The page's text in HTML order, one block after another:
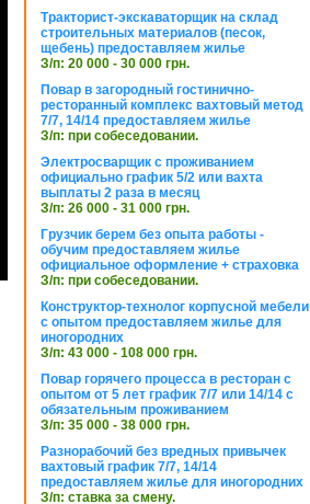
Тракторист-экскаваторщик на склад
строительных материалов (песок,
щебень) предоставляем жилье
З/п: 20 000 - 30 000 грн.
Повар в загородный гостинично-
ресторанный комплекс вахтовый метод
7/7, 14/14 предоставляем жилье
З/п: при собеседовании.
Электросварщик с проживанием
официально график 5/2 или вахта
выплаты 2 раза в месяц
З/п: 26 000 - 31 000 грн.
Грузчик берем без опыта работы -
обучим предоставляем жилье
официальное оформление + страховка
З/п: при собеседовании.
Конструктор-технолог корпусной мебели
с опытом предоставляем жилье для
иногородних
З/п: 43 000 - 108 000 грн.
Повар горячего процесса в ресторан с
опытом от 5 лет график 7/7 или 14/14 с
обязательным проживанием
З/п: 35 000 - 38 000 грн.
Разнорабочий без вредных привычек
вахтовый график 7/7, 14/14
предоставляем жилье для иногородних
З/п: ставка за смену.